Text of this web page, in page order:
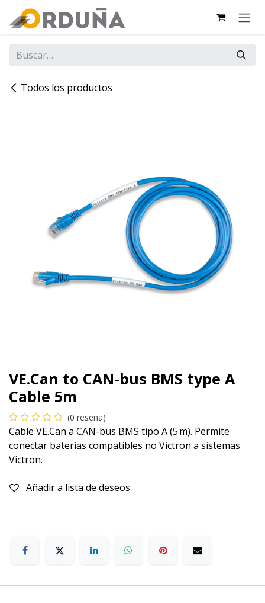
Todos los productos
VE.Can to CAN-bus BMS type A
Cable 5m
(0 reseña)
Cable VE.Can a CAN-bus BMS tipo A (5 m). Permite
conectar baterías compatibles no Victron a sistemas
Victron.
Añadir a lista de deseos